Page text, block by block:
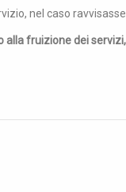
nel caso
alla fruizione dei